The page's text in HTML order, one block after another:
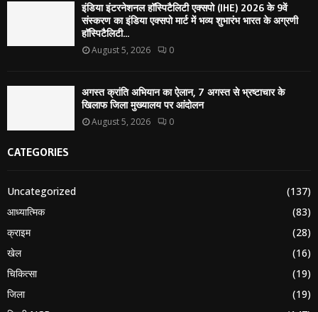
इंडिया इंटरनेशनल हॉस्पिटैलिटी एक्सपो (IHE) 2026 के 9वें
संस्करण का इंडिया एक्सपो मार्ट में भव्य शुभारंभ भारत के अग्रणी
हॉस्पिटैलिटी...
August 5, 2026 0
अगस्त क्रांति अभियान का ऐलान, 7 अगस्त से भ्रष्टाचार के
खिलाफ जिला मुख्यालय पर आंदोलन
August 5, 2026 0
CATEGORIES
Uncategorized
(137)
आध्यात्मिक
(83)
क्राइम
(28)
खेल
(16)
चिकित्सा
(19)
जिला
(19)